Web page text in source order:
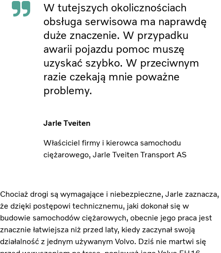
W tutejszych okolicznościach
obsługa serwisowa ma naprawdę
duże znaczenie. W przypadku
awarii pojazdu pomoc muszę
uzyskać szybko. W przeciwnym
razie czekają mnie poważne
problemy.
Jarle Tveiten
Właściciel firmy i kierowca samochodu
ciężarowego, Jarle Tveiten Transport AS
Chociaż drogi są wymagające i niebezpieczne, Jarle zaznacza,
że dzięki postępowi technicznemu, jaki dokonał się w
budowie samochodów ciężarowych, obecnie jego praca jest
znacznie łatwiejsza niż przed laty, kiedy zaczynał swoją
działalność z jednym używanym Volvo. Dziś nie martwi się